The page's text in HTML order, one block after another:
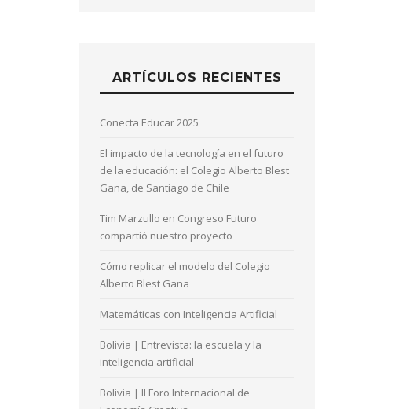
ARTÍCULOS RECIENTES
Conecta Educar 2025
El impacto de la tecnología en el futuro
de la educación: el Colegio Alberto Blest
Gana, de Santiago de Chile
Tim Marzullo en Congreso Futuro
compartió nuestro proyecto
Cómo replicar el modelo del Colegio
Alberto Blest Gana
Matemáticas con Inteligencia Artificial
Bolivia | Entrevista: la escuela y la
inteligencia artificial
Bolivia | II Foro Internacional de